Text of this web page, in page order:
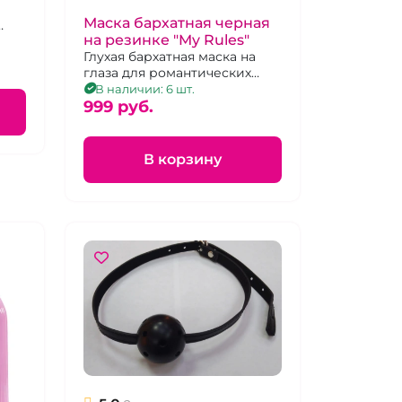
Маска бархатная черная
на резинке "My Rules"
Глухая бархатная маска на
глаза для романтических
встреч на резинке
универсального размера.
В наличии: 6 шт.
999 pуб.
В корзину